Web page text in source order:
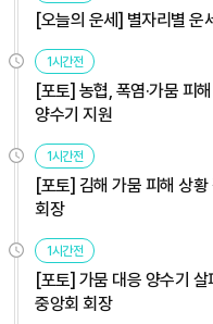
[오늘의 운세] 별자리별
1시간전
[포토] 농협, 폭염·가뭄 피
양수기 지원
1시간전
[포토] 김해 가뭄 피해 상
회장
1시간전
[포토] 가뭄 대응 양수기
중앙회 회장